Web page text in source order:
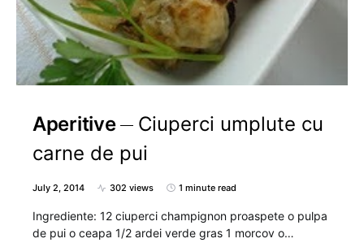
Aperitive
Ciuperci umplute cu
carne de pui
July 2, 2014 302 views 1 minute read
Ingrediente: 12 ciuperci champignon proaspete o pulpa
de pui o ceapa 1/2 ardei verde gras 1 morcov o…